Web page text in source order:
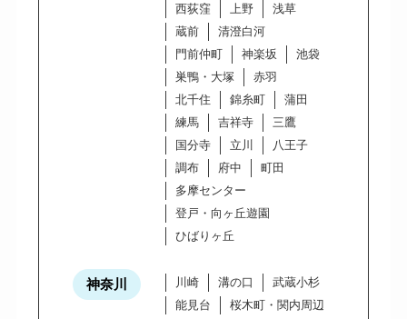
西荻窪
上野
浅草
蔵前
清澄白河
門前仲町
神楽坂
池袋
巣鴨・大塚
赤羽
北千住
錦糸町
蒲田
練馬
吉祥寺
三鷹
国分寺
立川
八王子
調布
府中
町田
多摩センター
登戸・向ヶ丘遊園
ひばりヶ丘
神奈川 川崎 溝の口
武蔵小杉
能見台
桜木町・関内周辺